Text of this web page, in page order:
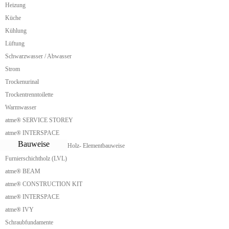
Heizung
Küche
Kühlung
Lüftung
Schwarzwasser / Abwasser
Strom
Trockenurinal
Trockentrenntoilette
Warmwasser
atme® SERVICE STOREY
atme® INTERSPACE
Bauweise
Holz- Elementbauweise
Furnierschichtholz (LVL)
atme® BEAM
atme® CONSTRUCTION KIT
atme® INTERSPACE
atme® IVY
Schraubfundamente
Urlaub Tinyhaus
Nachverdichtung Tinyhaus
Wellness Modul
Küchenmodul Garten
Saunamodul Garten
Parklet Social
Downsize Living
Small House
Waldchalet
Hobbithaus
Glamping
Cabin
Tiny Hochhaus
Mini Wohnturm
Shack
Beach Shack
Mountain Shack
Forest Shack
Prismenhaus